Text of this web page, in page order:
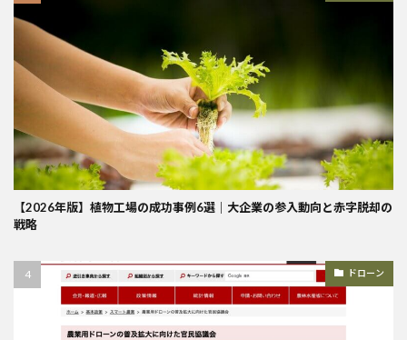
【2026年版】植物工場の成功事例6選｜大企業の参入動向と赤字脱却の
戦略
ドローン